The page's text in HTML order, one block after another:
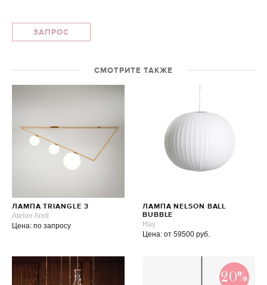
ЗАПРОС
СМОТРИТЕ ТАКЖЕ
ЛАМПА TRIANGLE 3
Atelier Areti
Цена: по запросу
ЛАМПА NELSON BALL
BUBBLE
Hay
Цена: от 59500 руб.
20%